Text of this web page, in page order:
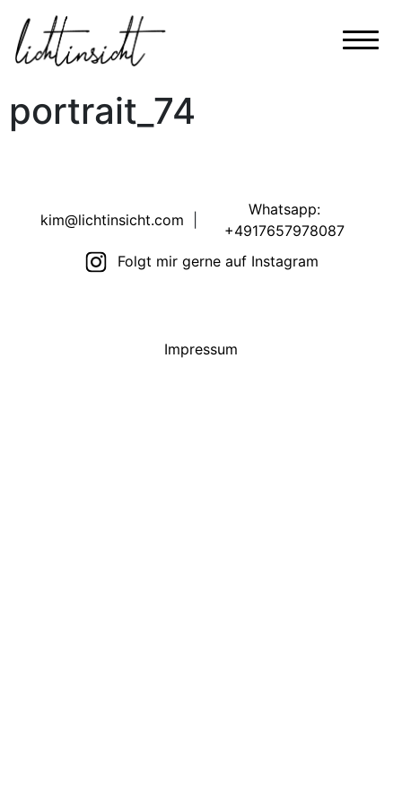
portrait_74
kim@lichtinsicht.com
Whatsapp:
+4917657978087
Folgt mir gerne auf Instagram
Impressum